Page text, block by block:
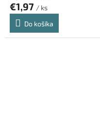
€1,97 / ks
Do košíka